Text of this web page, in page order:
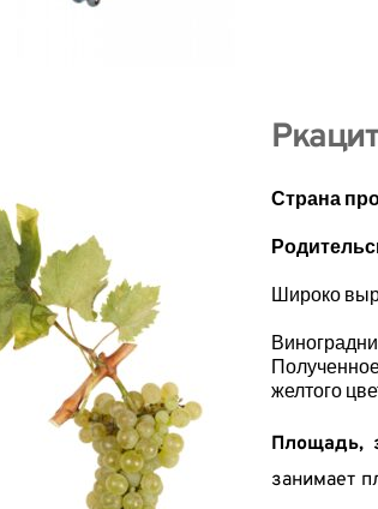
Страна
Широко
желтого
Площадь,
занимает